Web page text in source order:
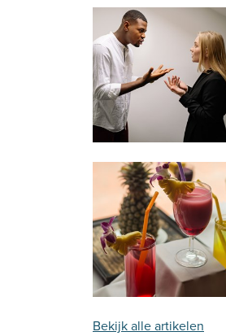
Bekijk alle artikelen